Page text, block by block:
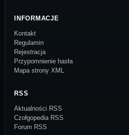
INFORMACJE
Kontakt
Regulamin
Rejestracja
Przypomnienie hasła
Mapa strony XML
RSS
Aktualności RSS
Czołgopedia RSS
Forum RSS